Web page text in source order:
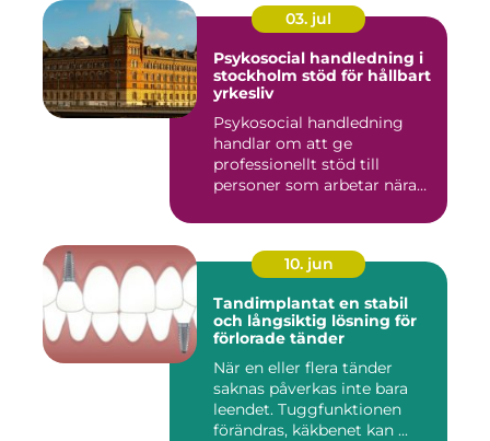
03. jul
Psykosocial handledning i
stockholm stöd för hållbart
yrkesliv
Psykosocial handledning
handlar om att ge
professionellt stöd till
personer som arbetar nära
10. jun
Tandimplantat en stabil
och långsiktig lösning för
förlorade tänder
När en eller flera tänder
saknas påverkas inte bara
leendet. Tuggfunktionen
förändras, käkbenet kan ...